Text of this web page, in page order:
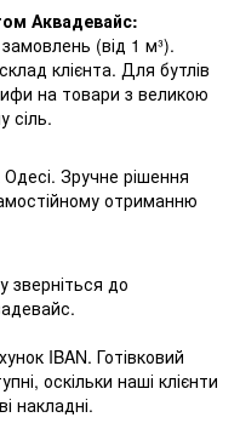
Аквадевайс:
(від 1 м³).
клієнта. Для бутлів
на товари з великою
сіль.
Зручне рішення
отриманню
зверніться до
IBAN. Готівковий
оскільки наші клієнти
накладні.